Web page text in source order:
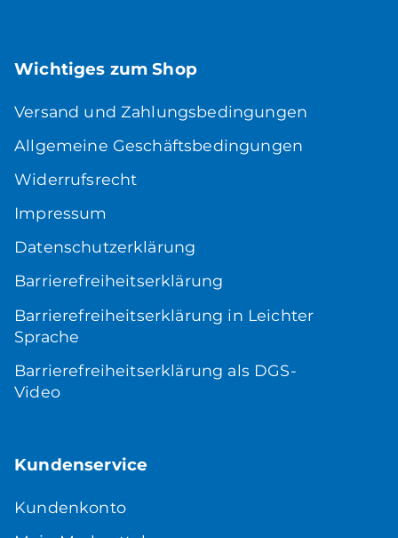
Wichtiges zum Shop
Versand und Zahlungsbedingungen
Allgemeine Geschäftsbedingungen
Widerrufsrecht
Impressum
Datenschutzerklärung
Barrierefreiheitserklärung
Barrierefreiheitserklärung in Leichter
Sprache
Barrierefreiheitserklärung als DGS-
Video
Kundenservice
Kundenkonto